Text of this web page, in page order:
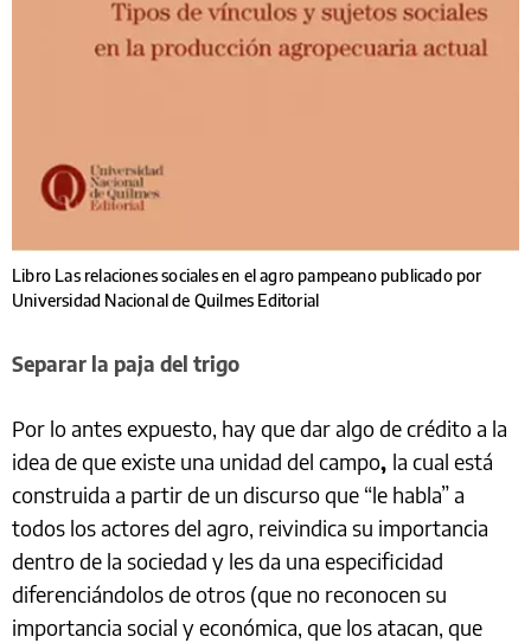
Libro Las relaciones sociales en el agro pampeano publicado por
Universidad Nacional de Quilmes Editorial
Separar la paja del trigo
Por lo antes expuesto, hay que dar algo de crédito a la
idea de que existe una unidad del campo, la cual está
construida a partir de un discurso que “le habla” a
todos los actores del agro, reivindica su importancia
dentro de la sociedad y les da una especificidad
diferenciándolos de otros (que no reconocen su
importancia social y económica, que los atacan, que